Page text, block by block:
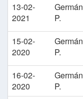
13-02-
2021
Germán
P.
15-02-
2020
Germán
P.
16-02-
2020
Germán
P.